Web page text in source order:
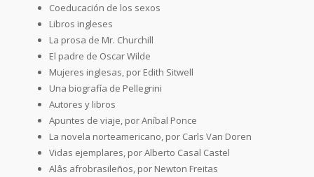
Coeducación de los sexos
Libros ingleses
La prosa de Mr. Churchill
El padre de Oscar Wilde
Mujeres inglesas, por Edith Sitwell
Una biografía de Pellegrini
Autores y libros
Apuntes de viaje, por Aníbal Ponce
La novela norteamericano, por Carls Van Doren
Vidas ejemplares, por Alberto Casal Castel
Alâs afrobrasileños, por Newton Freitas